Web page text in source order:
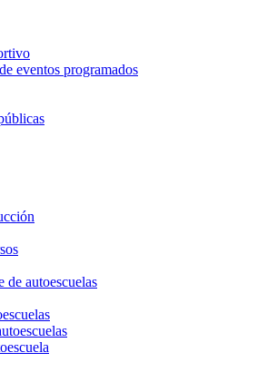
eventos programados
autoescuelas